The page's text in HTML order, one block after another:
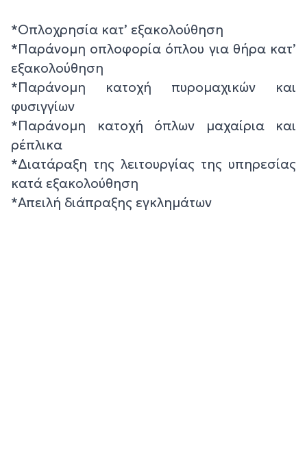
*Οπλοχρησία κατ’ εξακολούθηση
*Παράνομη οπλοφορία όπλου για θήρα κατ’
εξακολούθηση
*Παράνομη κατοχή πυρομαχικών και
φυσιγγίων
*Παράνομη κατοχή όπλων μαχαίρια και
ρέπλικα
*Διατάραξη της λειτουργίας της υπηρεσίας
κατά εξακολούθηση
*Απειλή διάπραξης εγκλημάτων